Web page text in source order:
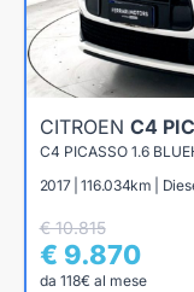
CITROEN C4
C4 PICASSO 1.6
2017 | 116.034km |
€ 10.815
€ 9.870
da 118€ al mese